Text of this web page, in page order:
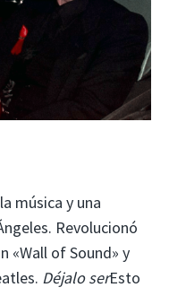
música y una
Revolucionó
«Wall of Sound» y
Déjalo serEsto